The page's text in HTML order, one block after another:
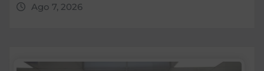
Ago 7, 2026